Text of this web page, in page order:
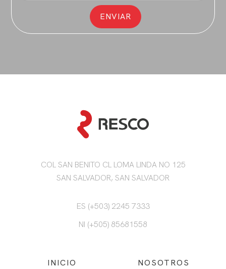
COL SAN BENITO CL LOMA LINDA NO 125
SAN SALVADOR, SAN SALVADOR
ES (+503) 2245 7333
NI (+505) 85681558
INICIO
NOSOTROS